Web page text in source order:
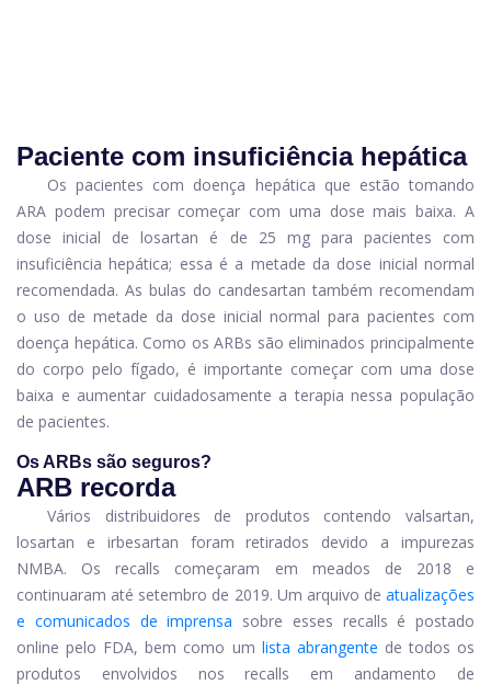
Paciente com insuficiência hepática
Os pacientes com doença hepática que estão tomando
ARA podem precisar começar com uma dose mais baixa. A
dose inicial de losartan é de 25 mg para pacientes com
insuficiência hepática; essa é a metade da dose inicial normal
recomendada. As bulas do candesartan também recomendam
o uso de metade da dose inicial normal para pacientes com
doença hepática. Como os ARBs são eliminados principalmente
do corpo pelo fígado, é importante começar com uma dose
baixa e aumentar cuidadosamente a terapia nessa população
de pacientes.
Os ARBs são seguros?
ARB recorda
Vários distribuidores de produtos contendo valsartan,
losartan e irbesartan foram retirados devido a impurezas
NMBA. Os recalls começaram em meados de 2018 e
continuaram até setembro de 2019. Um arquivo de atualizações
e comunicados de imprensa sobre esses recalls é postado
online pelo FDA, bem como um lista abrangente de todos os
produtos envolvidos nos recalls em andamento de